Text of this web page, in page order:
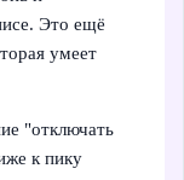
Это ещё
умеет
"отключать
к пику